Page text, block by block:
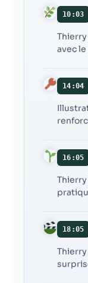
10:03
avec
14:04
16:05
18:05